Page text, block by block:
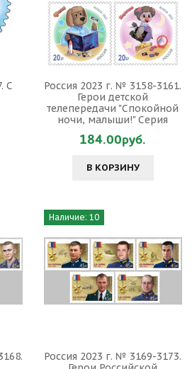
С
Россия 2023 г. № 3158-3161.
Герои детской
телепередачи "Спокойной
ночи, малыши!" Серия
184.00руб.
В КОРЗИНУ
Наличие: 10
Россия 2023 г. № 3169-3173.